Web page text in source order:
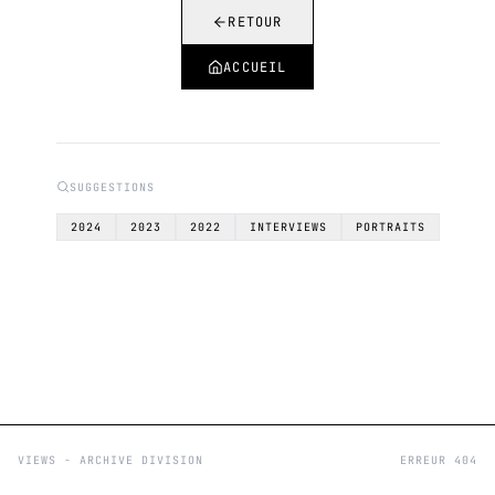
RETOUR
ACCUEIL
SUGGESTIONS
2024 2023 2022 INTERVIEWS PORTRAITS
VIEWS - ARCHIVE DIVISION ERREUR 404